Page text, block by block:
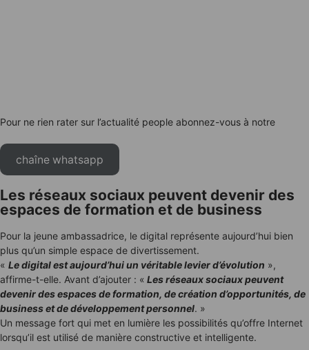
Pour ne rien rater sur l’actualité people abonnez-vous à notre
chaîne whatsapp
Les réseaux sociaux peuvent devenir des
espaces de formation et de business
Pour la jeune ambassadrice, le digital représente aujourd’hui bien
plus qu’un simple espace de divertissement.
« Le digital est aujourd’hui un véritable levier d’évolution »,
affirme-t-elle. Avant d’ajouter : « Les réseaux sociaux peuvent
devenir des espaces de formation, de création d’opportunités, de
business et de développement personnel. »
Un message fort qui met en lumière les possibilités qu’offre Internet
lorsqu’il est utilisé de manière constructive et intelligente.